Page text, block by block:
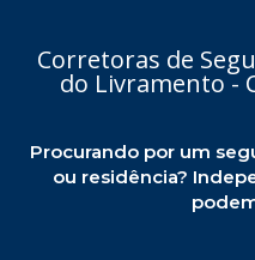
Corretoras de
do Livramento -
Procurando por um
ou residência?